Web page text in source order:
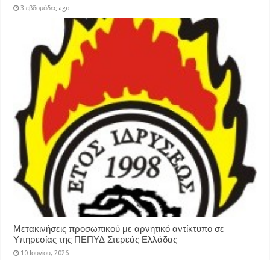
3 εβδομάδες ago
Μετακινήσεις προσωπικού με αρνητικό αντίκτυπο σε
Υπηρεσίας της ΠΕΠΥΔ Στερεάς Ελλάδας
10 Ιουνίου, 2026